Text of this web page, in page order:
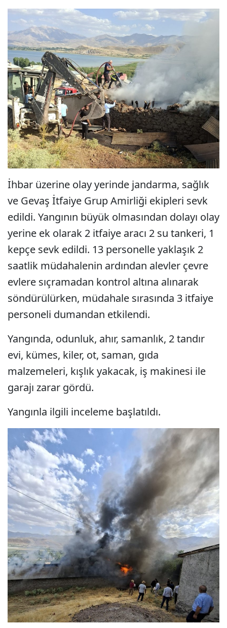
İhbar üzerine olay yerinde jandarma, sağlık
ve Gevaş İtfaiye Grup Amirliği ekipleri sevk
edildi. Yangının büyük olmasından dolayı olay
yerine ek olarak 2 itfaiye aracı 2 su tankeri, 1
kepçe sevk edildi. 13 personelle yaklaşık 2
saatlik müdahalenin ardından alevler çevre
evlere sıçramadan kontrol altına alınarak
söndürülürken, müdahale sırasında 3 itfaiye
personeli dumandan etkilendi.
Yangında, odunluk, ahır, samanlık, 2 tandır
evi, kümes, kiler, ot, saman, gıda
malzemeleri, kışlık yakacak, iş makinesi ile
garajı zarar gördü.
Yangınla ilgili inceleme başlatıldı.